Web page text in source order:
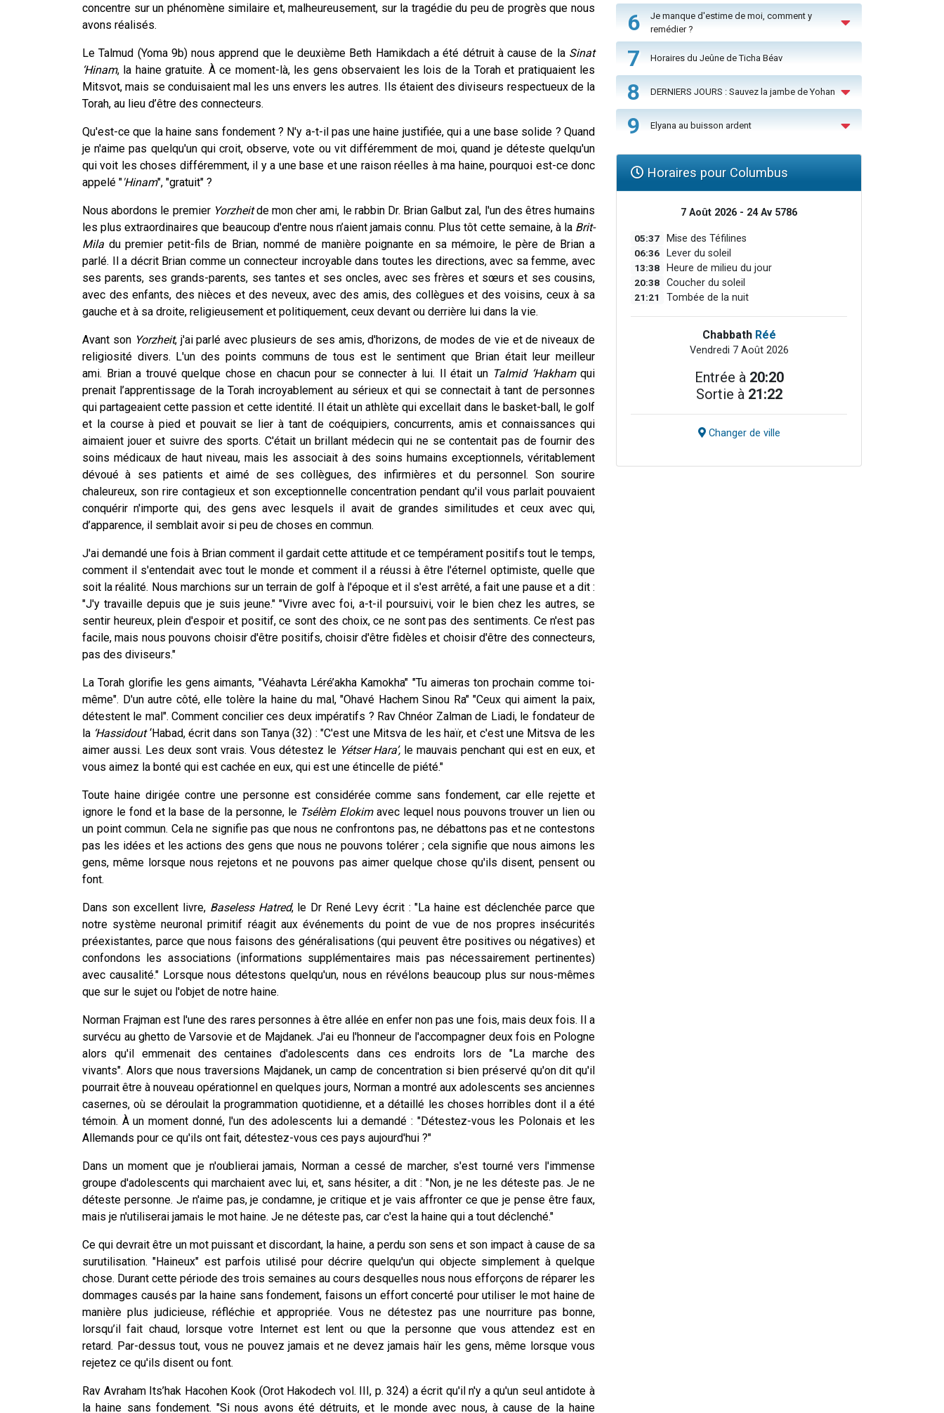
concentre sur un phénomène similaire et, malheureusement, sur la tragédie du peu de progrès que nous
avons réalisés.
Le Talmud (Yoma 9b) nous apprend que le deuxième Beth Hamikdach a été détruit à cause de laSinat
‘Hinam, la haine gratuite. À ce moment-là, les gens observaient les lois de la Torah et pratiquaient les
Mitsvot, mais se conduisaient mal les uns envers les autres. Ils étaient des diviseurs respectueux de la
Torah, au lieu d’être des connecteurs.
Qu'est-ce que la haine sans fondement ? N'y a-t-il pas une haine justifiée, qui a une base solide ? Quand
je n'aime pas quelqu'un qui croit, observe, vote ou vit différemment de moi, quand je déteste quelqu'un
qui voit les choses différemment, il y a une base et une raison réelles à ma haine, pourquoi est-ce donc
appelé "'Hinam", "gratuit" ?
Nous abordons le premier Yorzheitde mon cher ami, le rabbin Dr. Brian Galbut zal, l'un des êtres humains
les plus extraordinaires que beaucoup d'entre nous n’aient jamais connu. Plus tôt cette semaine, à la Brit-
Mila du premier petit-fils de Brian, nommé de manière poignante en sa mémoire, le père de Brian a
parlé. Il a décrit Brian comme un connecteur incroyable dans toutes les directions, avec sa femme, avec
ses parents, ses grands-parents, ses tantes et ses oncles, avec ses frères et sœurs et ses cousins,
avec des enfants, des nièces et des neveux, avec des amis, des collègues et des voisins, ceux à sa
gauche et à sa droite, religieusement et politiquement, ceux devant ou derrière lui dans la vie.
Avant son Yorzheit, j'ai parlé avec plusieurs de ses amis, d'horizons, de modes de vie et de niveaux de
religiosité divers. L'un des points communs de tous est le sentiment que Brian était leur meilleur
ami. Brian a trouvé quelque chose en chacun pour se connecter à lui. Il était unTalmid ‘Hakhamqui
prenait l’apprentissage de la Torah incroyablement au sérieux et qui se connectait à tant de personnes
qui partageaient cette passion et cette identité. Il était un athlète qui excellait dans le basket-ball, le golf
et la course à pied et pouvait se lier à tant de coéquipiers, concurrents, amis et connaissances qui
aimaient jouer et suivre des sports. C'était un brillant médecin qui ne se contentait pas de fournir des
soins médicaux de haut niveau, mais les associait à des soins humains exceptionnels, véritablement
dévoué à ses patients et aimé de ses collègues, des infirmières et du personnel. Son sourire
chaleureux, son rire contagieux et son exceptionnelle concentration pendant qu'il vous parlait pouvaient
conquérir n'importe qui, des gens avec lesquels il avait de grandes similitudes et ceux avec qui,
d’apparence, il semblait avoir si peu de choses en commun.
J'ai demandé une fois à Brian comment il gardait cette attitude et ce tempérament positifs tout le temps,
comment il s'entendait avec tout le monde et comment il a réussi à être l'éternel optimiste, quelle que
soit la réalité. Nous marchions sur un terrain de golf à l'époque et il s'est arrêté, a fait une pause et a dit :
"J'y travaille depuis que je suis jeune." "Vivre avec foi, a-t-il poursuivi, voir le bien chez les autres, se
sentir heureux, plein d'espoir et positif, ce sont des choix, ce ne sont pas des sentiments. Ce n'est pas
facile, mais nous pouvons choisir d'être positifs, choisir d'être fidèles et choisir d'être des connecteurs,
pas des diviseurs."
La Torah glorifie les gens aimants, "Véahavta Léré’akha Kamokha" "Tu aimeras ton prochain comme toi-
même". D'un autre côté, elle tolère la haine du mal, "Ohavé Hachem Sinou Ra" "Ceux qui aiment la paix,
détestent le mal". Comment concilier ces deux impératifs ? Rav Chnéor Zalman de Liadi, le fondateur de
la ‘Hassidout‘Habad, écrit dans son Tanya (32) : "C'est une Mitsva de les haïr, et c'est une Mitsva de les
aimer aussi. Les deux sont vrais. Vous détestez le Yétser Hara’, le mauvais penchant qui est en eux, et
vous aimez la bonté qui est cachée en eux, qui est une étincelle de piété."
Toute haine dirigée contre une personne est considérée comme sans fondement, car elle rejette et
ignore le fond et la base de la personne, le Tsélèm Elokimavec lequel nous pouvons trouver un lien ou
un point commun. Cela ne signifie pas que nous ne confrontons pas, ne débattons pas et ne contestons
pas les idées et les actions des gens que nous ne pouvons tolérer ; cela signifie que nous aimons les
gens, même lorsque nous rejetons et ne pouvons pas aimer quelque chose qu'ils disent, pensent ou
font.
Dans son excellent livre, Baseless Hatred, le Dr René Levy écrit : "La haine est déclenchée parce que
notre système neuronal primitif réagit aux événements du point de vue de nos propres insécurités
préexistantes, parce que nous faisons des généralisations (qui peuvent être positives ou négatives) et
confondons les associations (informations supplémentaires mais pas nécessairement pertinentes)
avec causalité." Lorsque nous détestons quelqu'un, nous en révélons beaucoup plus sur nous-mêmes
que sur le sujet ou l'objet de notre haine.
Norman Frajman est l'une des rares personnes à être allée en enfer non pas une fois, mais deux fois. Il a
survécu au ghetto de Varsovie et de Majdanek. J'ai eu l'honneur de l'accompagner deux fois en Pologne
alors qu'il emmenait des centaines d'adolescents dans ces endroits lors de "La marche des
vivants". Alors que nous traversions Majdanek, un camp de concentration si bien préservé qu'on dit qu'il
pourrait être à nouveau opérationnel en quelques jours, Norman a montré aux adolescents ses anciennes
casernes, où se déroulait la programmation quotidienne, et a détaillé les choses horribles dont il a été
témoin. À un moment donné, l'un des adolescents lui a demandé : "Détestez-vous les Polonais et les
Allemands pour ce qu'ils ont fait, détestez-vous ces pays aujourd'hui ?"
Dans un moment que je n'oublierai jamais, Norman a cessé de marcher, s'est tourné vers l'immense
groupe d'adolescents qui marchaient avec lui, et, sans hésiter, a dit : "Non, je ne les déteste pas. Je ne
déteste personne. Je n'aime pas, je condamne, je critique et je vais affronter ce que je pense être faux,
mais je n'utiliserai jamais le mot haine. Je ne déteste pas, car c'est la haine qui a tout déclenché."
Ce qui devrait être un mot puissant et discordant, la haine, a perdu son sens et son impact à cause de sa
surutilisation. "Haineux" est parfois utilisé pour décrire quelqu'un qui objecte simplement à quelque
chose. Durant cette période des trois semaines au cours desquelles nous nous efforçons de réparer les
dommages causés par la haine sans fondement, faisons un effort concerté pour utiliser le mot haine de
manière plus judicieuse, réfléchie et appropriée. Vous ne détestez pas une nourriture pas bonne,
lorsqu’il fait chaud, lorsque votre Internet est lent ou que la personne que vous attendez est en
retard. Par-dessus tout, vous ne pouvez jamais et ne devez jamais haïr les gens, même lorsque vous
rejetez ce qu'ils disent ou font.
Rav Avraham Its’hak Hacohen Kook (Orot Hakodech vol. III, p. 324) a écrit qu'il n'y a qu'un seul antidote à
la haine sans fondement. "Si nous avons été détruits, et le monde avec nous, à cause de la haine
6
Je manque d'estime de moi, comment y
remédier ?
7 Horaires du Jeûne de Ticha Béav
8 DERNIERS JOURS : Sauvez la jambe de Yohan
9 Elyana au buisson ardent
Horaires pour Columbus
7 Août 2026 - 24 Av 5786
05:37 Mise des Téfilines
06:36 Lever du soleil
13:38 Heure de milieu du jour
20:38 Coucher du soleil
21:21 Tombée de la nuit
Chabbath Réé
Vendredi 7 Août 2026
Entrée à 20:20
Sortie à 21:22
Changer de ville